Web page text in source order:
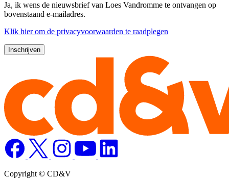
Ja, ik wens de nieuwsbrief van Loes Vandromme te ontvangen op
bovenstaand e-mailadres.
Klik hierom de privacyvoorwaarden te raadplegen
Copyright © CD&V